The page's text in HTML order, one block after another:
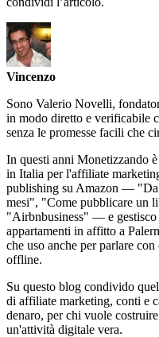
Vincenzo
Sono Valerio Novelli,
in modo diretto e verificabile
senza le promesse facili che
In questi anni Monetizzando
in Italia per l'affiliate
publishing su Amazon —
mesi", "Come pubblicare un
"Airbnbusiness" — e
appartamenti in affitto a
che uso anche per parlare
offline.
Su questo blog condivido
di affiliate marketing, conti e
denaro, per chi vuole
un'attività digitale vera.